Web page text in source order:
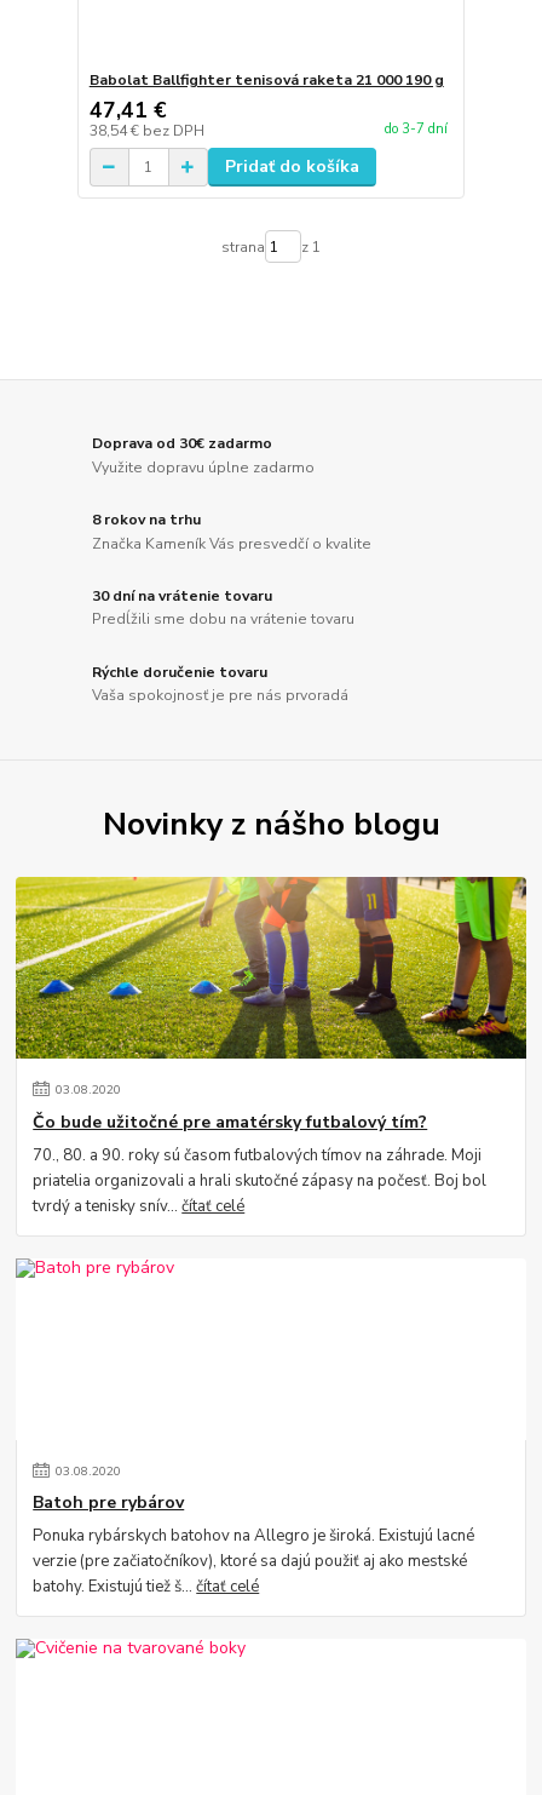
Babolat Ballfighter tenisová raketa 21 000 190 g
47,41 €
38,54 € bez DPH do 3-7 dní
Pridať do košíka
strana z 1
Doprava od 30€ zadarmo
Využite dopravu úplne zadarmo
8 rokov na trhu
Značka Kameník Vás presvedčí o kvalite
30 dní na vrátenie tovaru
Predĺžili sme dobu na vrátenie tovaru
Rýchle doručenie tovaru
Vaša spokojnosť je pre nás prvoradá
Novinky z nášho blogu
03.08.2020
Čo bude užitočné pre amatérsky futbalový tím?
70., 80. a 90. roky sú časom futbalových tímov na záhrade. Moji
priatelia organizovali a hrali skutočné zápasy na počesť. Boj bol
tvrdý a tenisky snív...čítať celé
03.08.2020
Batoh pre rybárov
Ponuka rybárskych batohov na Allegro je široká. Existujú lacné
verzie (pre začiatočníkov), ktoré sa dajú použiť aj ako mestské
batohy. Existujú tiež š...čítať celé